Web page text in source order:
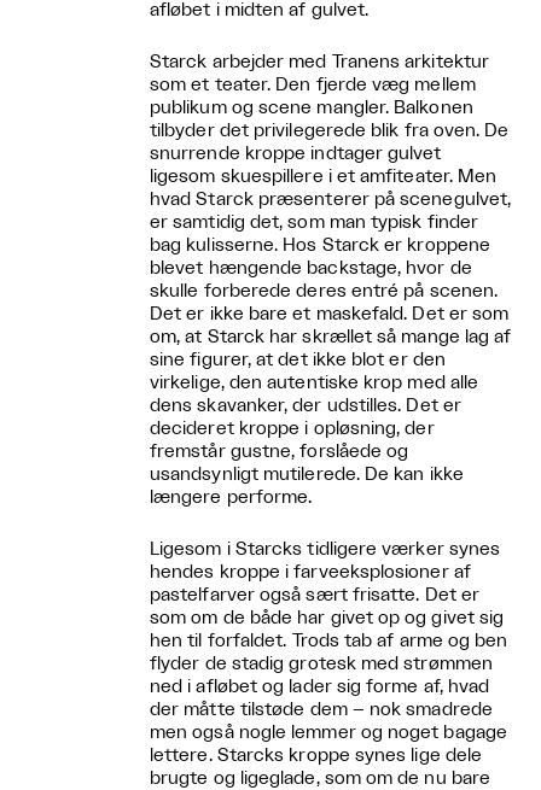
afløbet i midten af gulvet.
Starck arbejder med Tranens arkitektur
som et teater. Den fjerde væg mellem
publikum og scene mangler. Balkonen
tilbyder det privilegerede blik fra oven. De
snurrende kroppe indtager gulvet
ligesom skuespillere i et amfiteater. Men
hvad Starck præsenterer på scenegulvet,
er samtidig det, som man typisk finder
bag kulisserne. Hos Starck er kroppene
blevet hængende backstage, hvor de
skulle forberede deres entré på scenen.
Det er ikke bare et maskefald. Det er som
om, at Starck har skrællet så mange lag af
sine figurer, at det ikke blot er den
virkelige, den autentiske krop med alle
dens skavanker, der udstilles. Det er
decideret kroppe i opløsning, der
fremstår gustne, forslåede og
usandsynligt mutilerede. De kan ikke
længere performe.
Ligesom i Starcks tidligere værker synes
hendes kroppe i farveeksplosioner af
pastelfarver også sært frisatte. Det er
som om de både har givet op og givet sig
hen til forfaldet. Trods tab af arme og ben
flyder de stadig grotesk med strømmen
ned i afløbet og lader sig forme af, hvad
der måtte tilstøde dem – nok smadrede
men også nogle lemmer og noget bagage
lettere. Starcks kroppe synes lige dele
brugte og ligeglade, som om de nu bare